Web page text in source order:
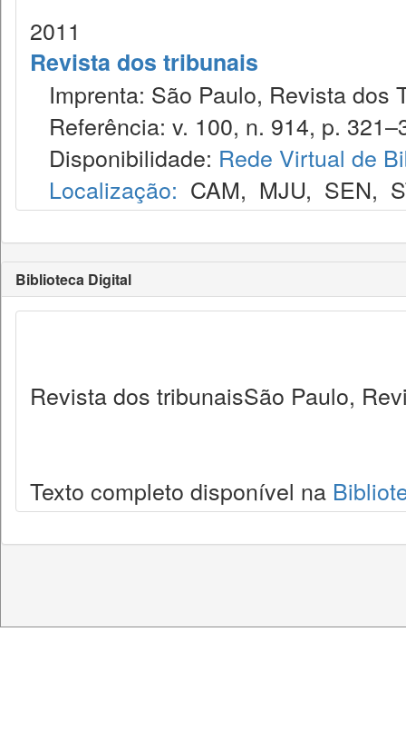
2011
Revista dos tribunais
Imprenta: São Paulo, Revista dos
Referência: v. 100, n. 914, p.
Disponibilidade: Rede Virtual de
Localização: CAM, MJU, SEN,
Biblioteca Digital
Revista dos tribunaisSão Paulo,
Texto completo disponível na